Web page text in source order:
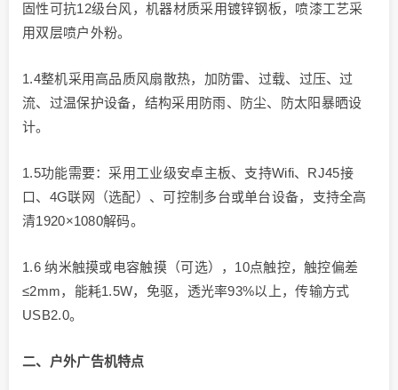
固性可抗12级台风，机器材质采用镀锌钢板，喷漆工艺采
用双层喷户外粉。
1.4整机采用高品质风扇散热，加防雷、过载、过压、过
流、过温保护设备，结构采用防雨、防尘、防太阳暴晒设
计。
1.5功能需要：采用工业级安卓主板、支持Wifi、RJ45接
口、4G联网（选配）、可控制多台或单台设备，支持全高
清1920×1080解码。
1.6 纳米触摸或电容触摸（可选），10点触控，触控偏差
≤2mm，能耗1.5W，免驱，透光率93%以上，传输方式
USB2.0。
二、户外广告机特点